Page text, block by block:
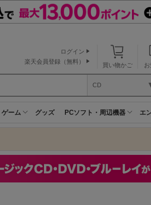
買い物かご
ログイン
楽天会員登録（無料）
CD
ゲーム グッズ PCソフト・周辺機器 エ